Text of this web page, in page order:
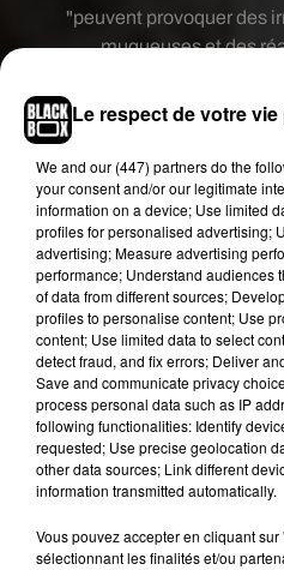
"peuvent provoquer des
muqueuses et des
La vétérinaire alerte sur
le chat ingère de l'alcool
réaction plus accentuée
digèrent pas
Laver les pattes de
chat de retour de
l'eau savonneuse est
de base que l'on
temps". "C'est
Elle ajoute
distanciation homme-
mains très très souvent
et d'éviter les contacts
mains et
conseille "lorsque l'on
Le respect de votre
We and our (447) partnersdo the
your consent and/or our legitimate
information on a device; Use limited
profiles for personalised advertising;
advertising; Measure advertising
performance; Understand audiences
of data from different sources;
profiles to personalise content; Use
content; Use limited data to select
detect fraud, and fix errors; Deliver
Save and communicate privacy
process personal data such as IP
following functionalities: Identify
requested; Use precise geolocation
other data sources; Link different
information transmitted automatically.
Vous pouvez accepter en cliquant
sélectionnant les finalités et/ou